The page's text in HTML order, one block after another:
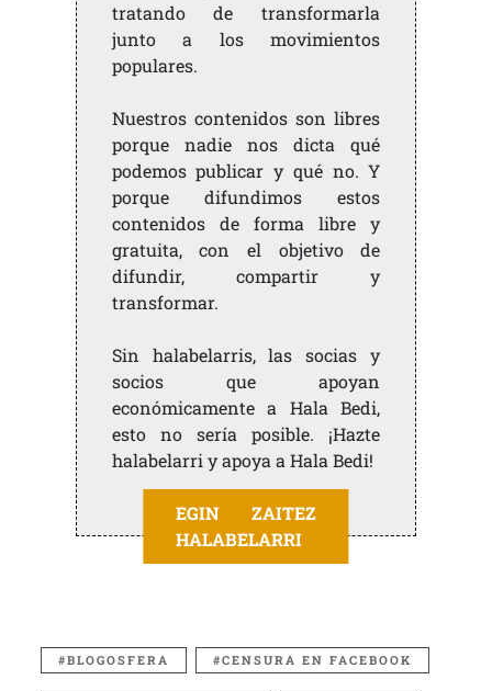
tratando de transformarla
junto a los movimientos
populares.
Nuestros contenidos son libres
porque nadie nos dicta qué
podemos publicar y qué no. Y
porque difundimos estos
contenidos de forma libre y
gratuita, con el objetivo de
difundir, compartir y
transformar.
Sin halabelarris, las socias y
socios que apoyan
económicamente a Hala Bedi,
esto no sería posible. ¡Hazte
halabelarri y apoya a Hala Bedi!
EGIN ZAITEZ
HALABELARRI
BLOGOSFERA CENSURA EN FACEBOOK